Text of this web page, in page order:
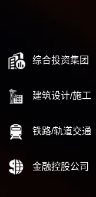
综合投资集团
建筑设计/施工
铁路/轨道交通
金融控股公司